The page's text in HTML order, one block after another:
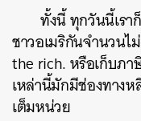
ทั้งนี้ ทุกวันนี้เรา
ชาวอเมริกันจำนวน
the rich.หรือเก็บภ
เหล่านี้มักมีช่องทางห
เต็มหน่วย